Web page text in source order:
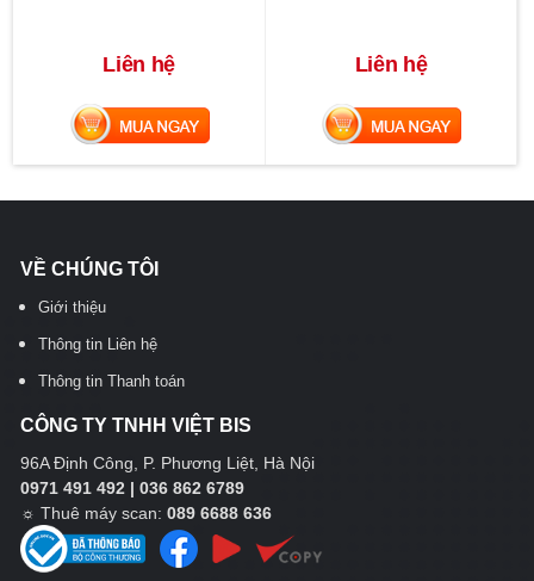
Liên hệ
MUA NGAY
Liên hệ
MUA NGAY
VỀ CHÚNG TÔI
Giới thiệu
Thông tin Liên hệ
Thông tin Thanh toán
CÔNG TY TNHH VIỆT BIS
96A Định Công, P. Phương Liệt, Hà Nội
0971 491 492 | 036 862 6789
☼ Thuê máy scan: 089 6688 636